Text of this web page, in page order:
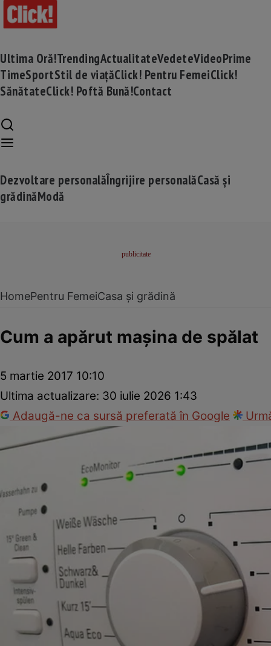
Ultima Oră!TrendingActualitateVedeteVideoPrime
TimeSportStil de viațăClick! Pentru FemeiClick!
SănătateClick! Poftă Bună!Contact
Dezvoltare personalăÎngrijire personalăCasă și
grădinăModă
HomePentru FemeiCasa și grădină
Cum a apărut maşina de spălat
5 martie 2017 10:10
Ultima actualizare: 30 iulie 2026 1:43
Adaugă-ne ca sursă preferată în Google